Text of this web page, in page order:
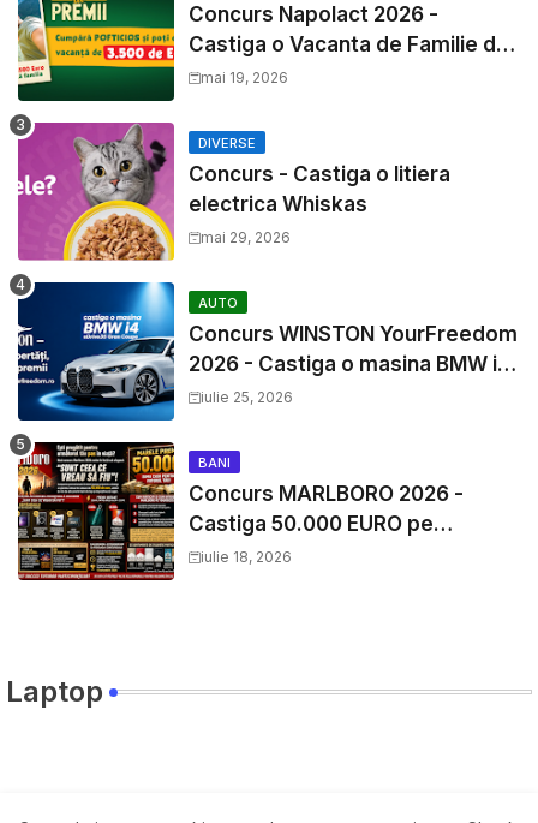
Concurs Napolact 2026 -
Castiga o Vacanta de Familie de
3500 Euro
mai 19, 2026
DIVERSE
Concurs - Castiga o litiera
electrica Whiskas
mai 29, 2026
AUTO
Concurs WINSTON YourFreedom
2026 - Castiga o masina BMW i4
si mii de premii cash
iulie 25, 2026
BANI
Concurs MARLBORO 2026 -
Castiga 50.000 EURO pe
YourDecision.ro
iulie 18, 2026
Laptop